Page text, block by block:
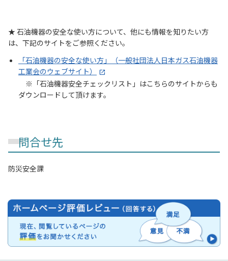
★ 石油機器の安全な使い方について、他にも情報を知りたい方
は、下記のサイトをご参照ください。
「石油機器の安全な使い方」（一般社団法人日本ガス石油機器
工業会のウェブサイト）
「石油機器安全チェックリスト」はこちらのサイトからも
ダウンロードして頂けます。
問合せ先
防災安全課